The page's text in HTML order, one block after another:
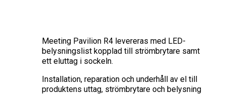
Meeting Pavilion R4 levereras med LED-
belysningslist kopplad till strömbrytare samt
ett eluttag i sockeln.
Installation, reparation och underhåll av el till
produktens uttag, strömbrytare och belysning